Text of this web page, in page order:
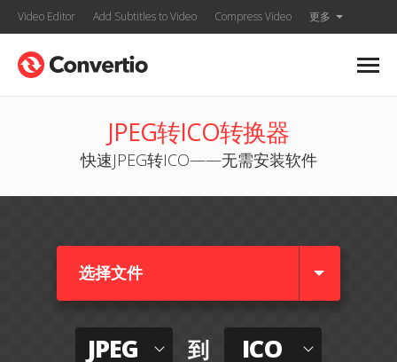
Video Editor Add Subtitles to Video Compress Video 更多
JPEG转ICO转换器
快速JPEG转ICO——无需安装软件
选择文件
JPEG 到 ICO